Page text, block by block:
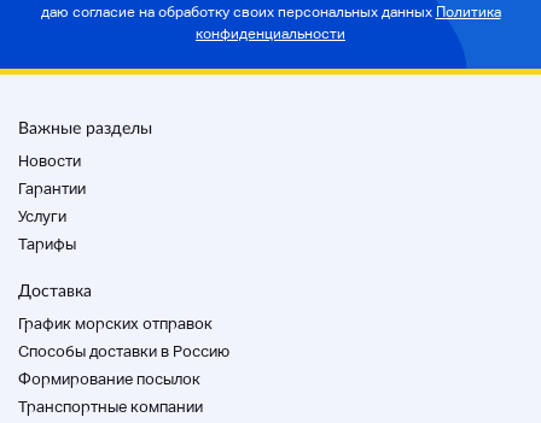
даю согласие на обработку своих персональных данных Политика
конфиденциальности
Важные разделы
Новости
Гарантии
Услуги
Тарифы
Доставка
График морских отправок
Способы доставки в Россию
Формирование посылок
Транспортные компании